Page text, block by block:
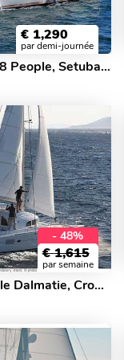
€ 1,290
par demi-journée
Catamaran up to 18 People, Setubal, Troia, Comporta
- 48%
€ 1,615
par semaine
Explorez l'incroyable Dalmatie, Croatie sur un catamaran à louer.